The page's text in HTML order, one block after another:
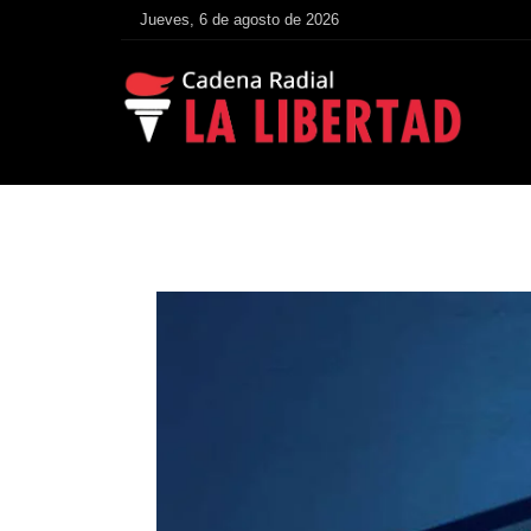
Jueves, 6 de agosto de 2026